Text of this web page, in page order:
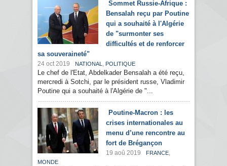
Sommet Russie-Afrique :
Bensalah reçu par Poutine
qui a souhaité à l'Algérie
de "surmonter ses
difficultés et de renforcer
sa souveraineté"
24 oct 2019 NATIONAL , POLITIQUE
Le chef de l'Etat, Abdelkader Bensalah a été reçu,
mercredi à Sotchi, par le président russe, Vladimir
Poutine qui a souhaité à l'Algérie de "...
Poutine-Macron : les
crises internationales au
menu d’une rencontre au
fort de Brégançon
19 aoû 2019 FRANCE,
MONDE